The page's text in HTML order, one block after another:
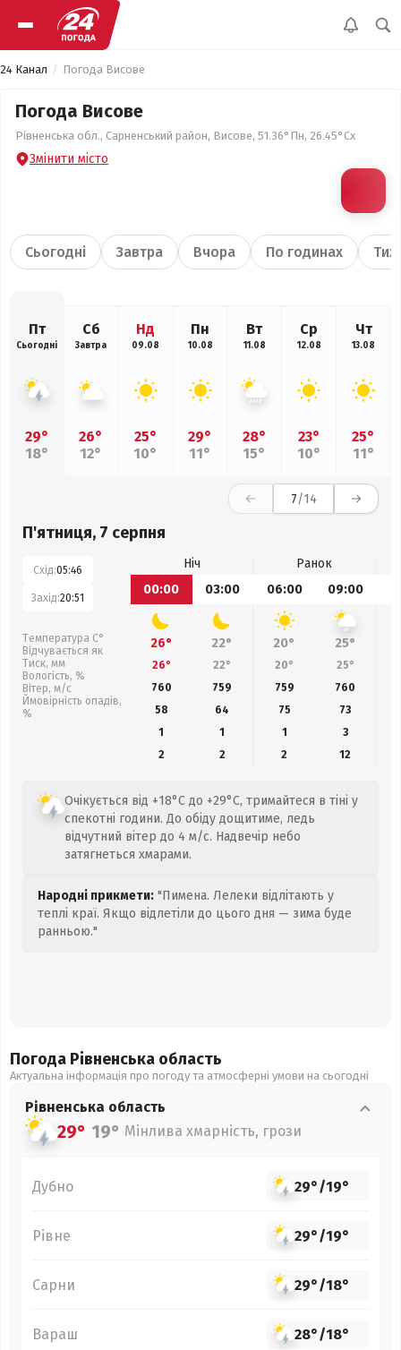
24 Канал Погода Висове
Погода Висове
Рівненська обл., Сарненський район, Висове, 51.36°Пн, 26.45°Сх
Змінити місто
Сьогодні Завтра Вчора По годинах
Пт
Сьогодні
29°
18°
Сб
Завтра
26°
12°
Нд
09.08
25°
10°
Пн
10.08
29°
11°
Вт
11.08
28°
15°
Ср
12.08
23°
10°
Чт
13.08
25°
11°
7/14
П'ятниця, 7 серпня
Схід:05:46
Захід:20:51
Температура С°
Відчувається як
Тиск, мм
Вологість, %
Вітер, м/с
Ймовірність опадів,
%
Ніч
Ранок
00:00
03:00 06:00 09:00
26° 22° 20° 25°
26° 22° 20° 25°
760
759 759 760
58
64 75 73
1
1 1
3
2
2 2 12
Очікується від +18°C до +29°C, тримайтеся в тіні у
спекотні години. До обіду дощитиме, ледь
відчутний вітер до 4 м/с. Надвечір небо
затягнеться хмарами.
Народні прикмети: "Пимена. Лелеки відлітають у
теплі краї. Якщо відлетіли до цього дня — зима буде
ранньою."
Погода Рівненська область
Актуальна інформація про погоду та атмосферні умови на сьогодні
Рівненська область
29° 19° Мінлива хмарність, грози
Дубно 29°/19°
Рівне 29°/19°
Сарни 29°/18°
Вараш 28°/18°